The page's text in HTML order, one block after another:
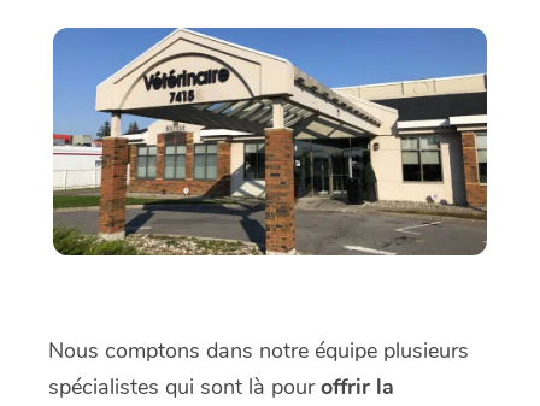
Nous comptons dans notre équipe plusieurs
spécialistes qui sont là pouroffrir la